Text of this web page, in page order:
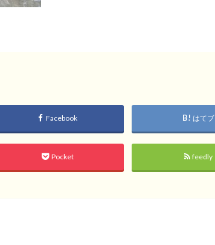
Facebook はてブ
Pocket feedly